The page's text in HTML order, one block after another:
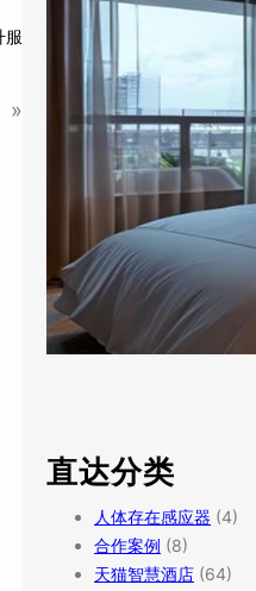
服
»
个频道翻了一遍
频。这是大多数
直达分类
人体存在感应器 (4)
合作案例 (8)
天猫智慧酒店 (64)